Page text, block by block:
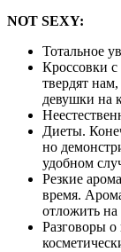
NOT SEXY:
Тотальное
Кроссовки
твердят
девушки на
Диеты.
но
удобном
Резкие
время.
отложить на
Разговоры